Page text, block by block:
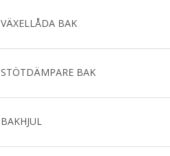
VÄXELLÅDA BAK
STÖTDÄMPARE BAK
BAKHJUL